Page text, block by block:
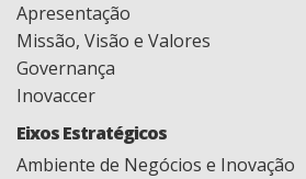
Apresentação
Missão, Visão e Valores
Governança
Inovaccer
Eixos Estratégicos
Ambiente de Negócios e Inovação